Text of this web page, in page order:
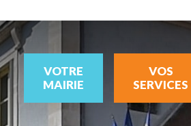
VOTRE
MAIRIE
VOS
SERVICES